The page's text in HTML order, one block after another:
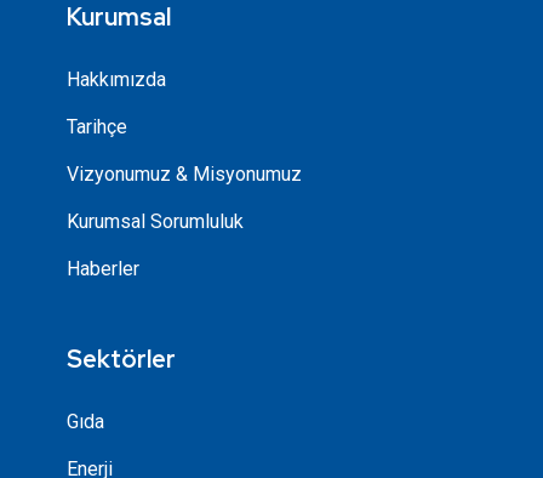
Kurumsal
Hakkımızda
Tarihçe
Vizyonumuz & Misyonumuz
Kurumsal Sorumluluk
Haberler
Sektörler
Gıda
Enerji